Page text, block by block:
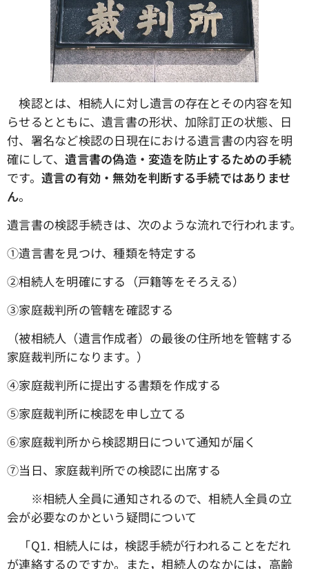
検認とは、相続人に対し遺言の存在とその内容を知
らせるとともに、遺言書の形状、加除訂正の状態、日
付、署名など検認の日現在における遺言書の内容を明
確にして、遺言書の偽造・変造を防止するための手続
です。 遺言の有効・無効を判断する手続ではありませ
ん。
遺言書の検認手続きは、次のような流れで行われます。
①遺言書を見つけ、種類を特定する
➁相続人を明確にする（戸籍等をそろえる）
③家庭裁判所の管轄を確認する
（被相続人（遺言作成者）の最後の住所地を管轄する
家庭裁判所になります。）
④家庭裁判所に提出する書類を作成する
➄家庭裁判所に検認を申し立てる
⑥家庭裁判所から検認期日について通知が届く
⑦当日、家庭裁判所での検認に出席する
※相続人全員に通知されるので、相続人全員の立
会が必要なのかという疑問について
「Q1. 相続人には，検認手続が行われることをだれ
が連絡するのですか。また，相続人のなかには，高齢